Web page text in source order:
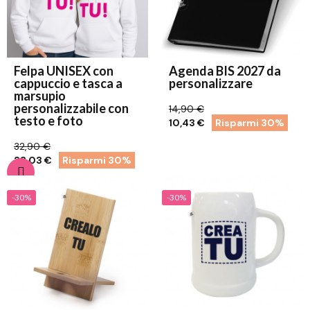
Felpa UNISEX con
cappuccio e tasca a
marsupio
personalizzabile con
testo e foto
32,90 €
23,03 €
Risparmi 30%
Agenda BIS 2027 da
personalizzare
14,90 €
10,43 €
Risparmi 30%
-30% -30%